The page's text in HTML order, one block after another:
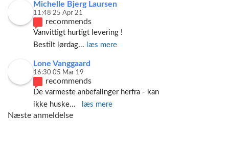
Michelle Bjerg Laursen
11:48 25 Apr 21
recommends
Vanvittigt hurtigt levering !
Bestilt lørdag... læs mere
Lone Vanggaard
16:30 05 Mar 19
recommends
De varmeste anbefalinger herfra - kan
ikke huske... læs mere
Næste anmeldelse